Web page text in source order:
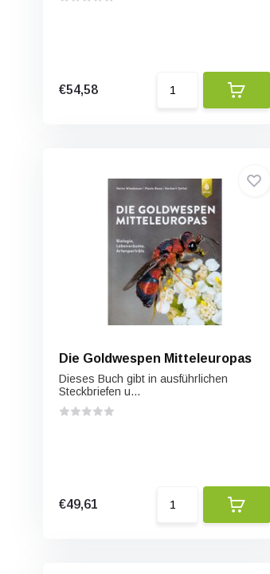
€54,58
Die Goldwespen Mitteleuropas
Dieses Buch gibt in ausführlichen
Steckbriefen u...
€49,61